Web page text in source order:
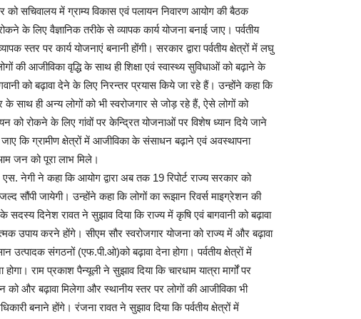
को सचिवालय में ग्राम्य विकास एवं पलायन निवारण आयोग की बैठक
के लिए वैज्ञानिक तरीके से व्यापक कार्य योजना बनाई जाए। पर्वतीय
स्तर पर कार्य योजनाएं बनानी होंगी। सरकार द्वारा पर्वतीय क्षेत्रों में लघु
की आजीविका वृद्धि के साथ ही शिक्षा एवं स्वास्थ्य सुविधाओं को बढ़ाने के
को बढ़ावा देने के लिए निरन्तर प्रयास किये जा रहे हैं। उन्होंने कहा कि
के साथ ही अन्य लोगों को भी स्वरोजगार से जोड़ रहे हैं, ऐसे लोगों को
को रोकने के लिए गांवों पर केन्द्रित योजनाओं पर विशेष ध्यान दिये जाने
कि ग्रामीण क्षेत्रों में आजीविका के संसाधन बढ़ाने एवं अवस्थापना
जन को पूरा लाभ मिले।
नेगी ने कहा कि आयोग द्वारा अब तक 19 रिपोर्ट राज्य सरकार को
सौंपी जायेगी। उन्होंने कहा कि लोगों का रूझान रिवर्स माइग्रेशन की
दिनेश रावत ने सुझाव दिया कि राज्य में कृषि एवं बागवानी को बढ़ावा
उपाय करने होंगे। सीएम सौर स्वरोजगार योजना को राज्य में और बढ़ावा
संगठनों (एफ.पी.ओ)को बढ़ावा देना होगा। पर्वतीय क्षेत्रों में
राम प्रकाश पैन्यूली ने सुझाव दिया कि चारधाम यात्रा मार्गों पर
और बढ़ावा मिलेगा और स्थानीय स्तर पर लोगों की आजीविका भी
बनाने होंगे। रंजना रावत ने सुझाव दिया कि पर्वतीय क्षेत्रों में